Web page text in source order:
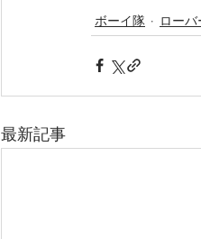
ボーイ隊 ローバ
最新記事